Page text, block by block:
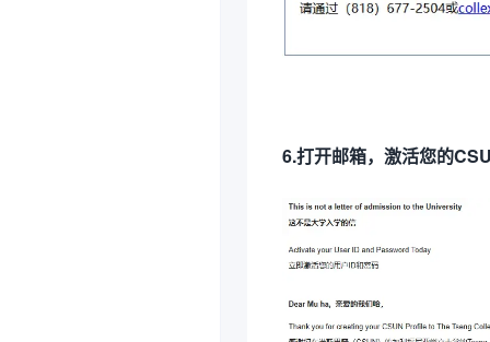
6.打开邮箱，激活您的